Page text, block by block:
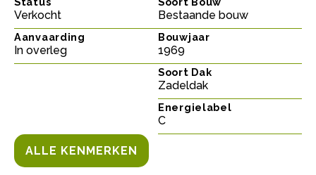
Verkocht
Aanvaarding
In overleg
Bestaande bouw
Bouwjaar
1969
Soort Dak
Zadeldak
Energielabel
C
ALLE KENMERKEN